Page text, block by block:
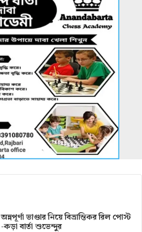
অন্নপূর্ণা ভাণ্ডার নিয়ে বিভ্রান্তিকর রিল পোস্ট
-কড়া বার্তা শুভেন্দুর